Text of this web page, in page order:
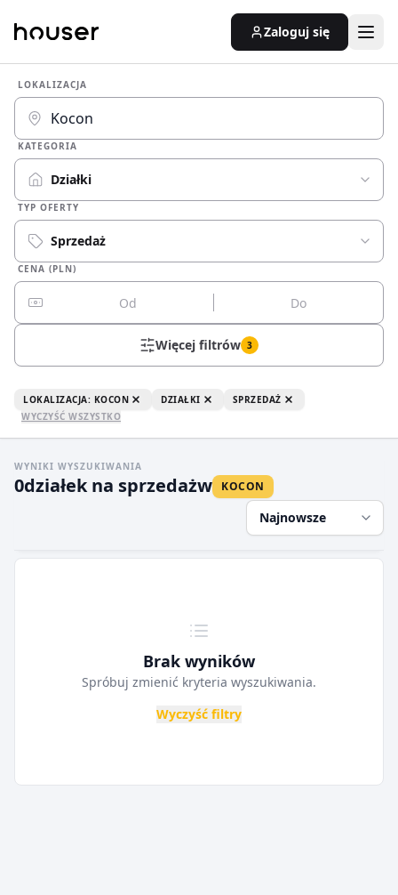
Zaloguj się
LOKALIZACJA
KATEGORIA
Działki
TYP OFERTY
Sprzedaż
CENA (PLN)
Więcej filtrów 3
LOKALIZACJA: KOCON DZIAŁKI
SPRZEDAŻ
WYCZYŚĆ WSZYSTKO
WYNIKI WYSZUKIWANIA
0działek na sprzedażw KOCON
Najnowsze
Brak wyników
Spróbuj zmienić kryteria wyszukiwania.
Wyczyść filtry